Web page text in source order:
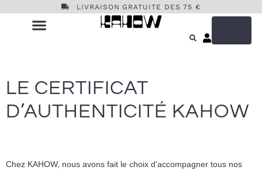
LIVRAISON GRATUITE DES 75 €
LE CERTIFICAT
D’AUTHENTICITÉ KAHOW
Chez KAHOW, nous avons fait le choix d'accompagner tous nos